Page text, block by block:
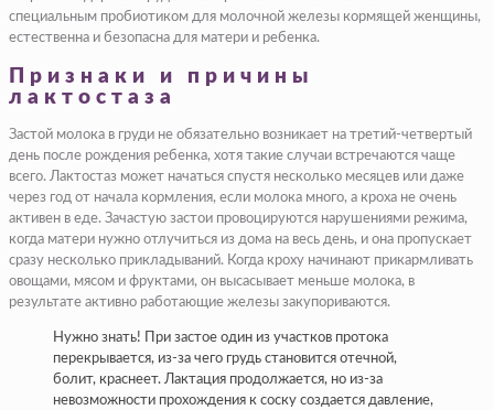
специальным пробиотиком для молочной железы кормящей женщины,
естественна и безопасна для матери и ребенка.
Признаки и причины
лактостаза
Застой молока в груди не обязательно возникает на третий-четвертый
день после рождения ребенка, хотя такие случаи встречаются чаще
всего. Лактостаз может начаться спустя несколько месяцев или даже
через год от начала кормления, если молока много, а кроха не очень
активен в еде. Зачастую застои провоцируются нарушениями режима,
когда матери нужно отлучиться из дома на весь день, и она пропускает
сразу несколько прикладываний. Когда кроху начинают прикармливать
овощами, мясом и фруктами, он высасывает меньше молока, в
результате активно работающие железы закупориваются.
Нужно знать! При застое один из участков протока
перекрывается, из-за чего грудь становится отечной,
болит, краснеет. Лактация продолжается, но из-за
невозможности прохождения к соску создается давление,